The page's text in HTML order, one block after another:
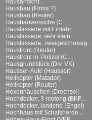
Hausansicht...
Hausbau (Firma ?)
Hausbau (Reuter)
Hausbauversuche (C....
Hausfassade mit Einfahrt...
Hausfassade, sehr klein...
Hausfassade, zweigeschossig...
Hausfront (Reuter)
Hausfront m. Polizei (C....
Hausgrundstück (Div. VK)
Hausser-Auto (Hausser)
Helikopter (Matador)
Helikopter (Reuter)
Hexenhäuschen (Drechsel)
Hochdecker, 3-motorig (BKF...
Hochdecker, landend (Engel)
Hochhaus mit Schafsherde...